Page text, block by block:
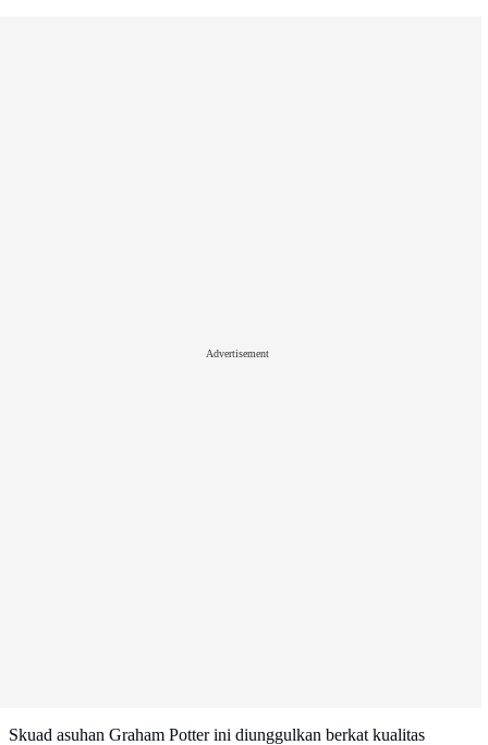
Advertisement
Skuad asuhan Graham Potter ini diunggulkan berkat kualitas